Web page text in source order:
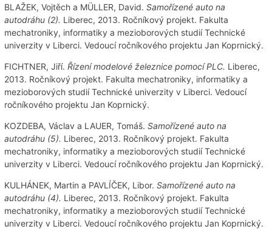
BLAŽEK, Vojtěch a MÜLLER, David. Samořízené auto na
autodráhu (2). Liberec, 2013. Ročníkový projekt. Fakulta
mechatroniky, informatiky a mezioborových studií Technické
univerzity v Liberci. Vedoucí ročníkového projektu Jan Koprnický.
FICHTNER, Jiří. Řízení modelové železnice pomocí PLC. Liberec,
2013. Ročníkový projekt. Fakulta mechatroniky, informatiky a
mezioborových studií Technické univerzity v Liberci. Vedoucí
ročníkového projektu Jan Koprnický.
KOZDEBA, Václav a LAUER, Tomáš. Samořízené auto na
autodráhu (5). Liberec, 2013. Ročníkový projekt. Fakulta
mechatroniky, informatiky a mezioborových studií Technické
univerzity v Liberci. Vedoucí ročníkového projektu Jan Koprnický.
KULHÁNEK, Martin a PAVLÍČEK, Libor. Samořízené auto na
autodráhu (4). Liberec, 2013. Ročníkový projekt. Fakulta
mechatroniky, informatiky a mezioborových studií Technické
univerzity v Liberci. Vedoucí ročníkového projektu Jan Koprnický.